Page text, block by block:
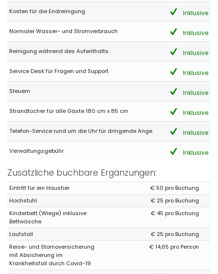
Ältere Paare - September 2017 - Niederlande :
(Originaltext)
een prima huis met fijne tuin en zwembad. heerlijke buitenkeuken
(Übersetzt von Google)
Ein tolles Haus mit einem schönen Garten und Pool. köstliche
Außenküche
Familien mit kleinen Kindern - August 2017 - Frankreich :
À louer sans hésitation Villa très fonctionnelle et
agréableMagnifique vueTranquillité
Villa Herrliche Aussicht Ruhe
- 8,7
- Juni 2016 - Spanien :
(Originaltext)
Una villa con vistas que imnotizan, un bonito lugar para
desconectar, tomar el sol en la piscina, y relajarse en cada
rincón de la casa, o activarse cocinando en las amplias
encimeras de la cocina, nadando en la piscina, jugando con tu
Kosten für die Endreinigung Inklusive
Normaler Wasser- und Stromverbrauch Inklusive
Reinigung während des Aufenthalts Inklusive
Service Desk für Fragen und Support Inklusive
Steuern Inklusive
Strandtücher für alle Gäste 180 cm x 85 cm Inklusive
Telefon-Service rund um die Uhr für dringende Ange Inklusive
Verwaltungsgebühr Inklusive
Zusätzliche buchbare Ergänzungen:
Eintritt für ein Haustier
€ 50 pro Buchung
Hochstuhl
€ 25 pro Buchung
Kinderbett (Wiege) inklusive
Bettwäsche
€ 45 pro Buchung
Laufstall
€ 25 pro Buchung
Reise- und Stornoversicherung
mit Absicherung im
Krankheitsfall durch Covid-19
€ 14,65 pro Person